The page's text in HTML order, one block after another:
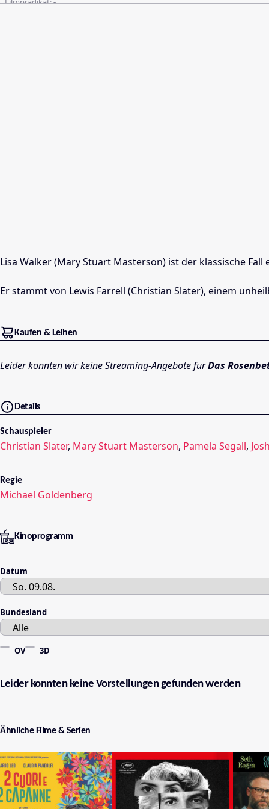
Lisa Walker (Mary Stuart Masterson) ist der klassische
Er stammt von Lewis Farrell (Christian Slater), einem
Kaufen & Leihen
Leider konnten wir keine Streaming-Angebote fürDas
Details
Schauspieler
Christian Slater, Mary Stuart Masterson, Pamela Segall,
Regie
Michael Goldenberg
Kinoprogramm
Datum
Bundesland
OV 3D
Leider konnten keine Vorstellungen gefunden werden
Ähnliche Filme & Serien